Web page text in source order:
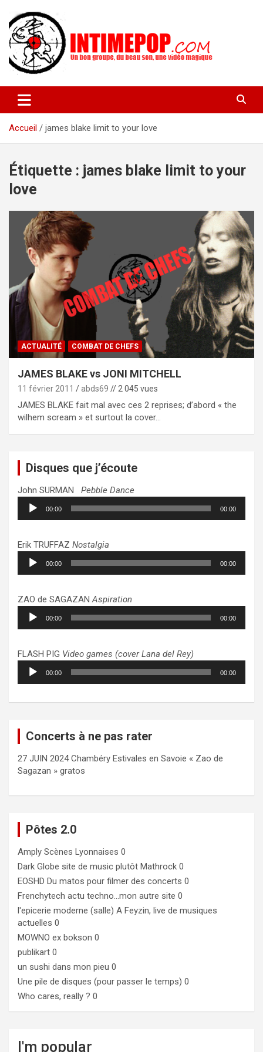
contenu
intimepop.com
actuelles pop rock, post-rock, indé sur Lyon. rock pop concert
lyon
Accueil
james blake limit to your love
Étiquette : james blake limit to your
love
ACTUALITÉ COMBAT DE CHEFS
JAMES BLAKE vs JONI MITCHELL
11 février 2011 abds69 // 2 045 vues
JAMES BLAKE fait mal avec ces 2 reprises; d’abord « the
wilhem scream » et surtout la cover…
Disques que j’écoute
John SURMAN Pebble Dance
Lecteur
audio
00:00 00:00
Erik TRUFFAZ Nostalgia
Lecteur
audio
00:00 00:00
ZAO de SAGAZANAspiration
Lecteur
audio
00:00 00:00
FLASH PIG Video games (cover Lana del Rey)
Lecteur
audio
00:00 00:00
Concerts à ne pas rater
27 JUIN 2024 Chambéry Estivales en Savoie « Zao de
Sagazan » gratos
Pôtes 2.0
Amply Scènes Lyonnaises 0
Dark Globe site de music plutôt Mathrock 0
EOSHD Du matos pour filmer des concerts 0
Frenchytech actu techno…mon autre site 0
l'epicerie moderne (salle) A Feyzin, live de musiques
actuelles 0
MOWNO ex bokson 0
publikart 0
un sushi dans mon pieu 0
Une pile de disques (pour passer le temps) 0
Who cares, really ? 0
I'm popular